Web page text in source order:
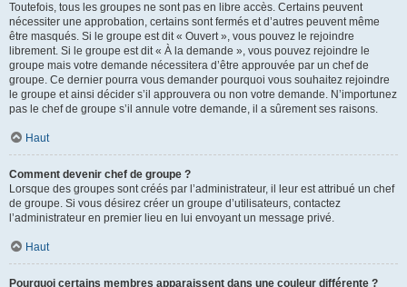
Toutefois, tous les groupes ne sont pas en libre accès. Certains peuvent
nécessiter une approbation, certains sont fermés et d’autres peuvent même
être masqués. Si le groupe est dit « Ouvert », vous pouvez le rejoindre
librement. Si le groupe est dit « À la demande », vous pouvez rejoindre le
groupe mais votre demande nécessitera d’être approuvée par un chef de
groupe. Ce dernier pourra vous demander pourquoi vous souhaitez rejoindre
le groupe et ainsi décider s’il approuvera ou non votre demande. N’importunez
pas le chef de groupe s’il annule votre demande, il a sûrement ses raisons.
Haut
Comment devenir chef de groupe ?
Lorsque des groupes sont créés par l’administrateur, il leur est attribué un chef
de groupe. Si vous désirez créer un groupe d’utilisateurs, contactez
l’administrateur en premier lieu en lui envoyant un message privé.
Haut
Pourquoi certains membres apparaissent dans une couleur différente ?